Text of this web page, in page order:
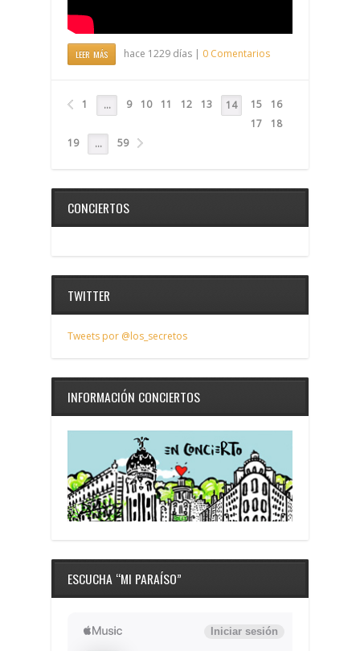
LEER MÁS hace 1229 días | 0 Comentarios
1 … 9 10 11 12 13 14 15
16
17
18
19
… 59
CONCIERTOS
TWITTER
Tweets por @los_secretos
INFORMACIÓN CONCIERTOS
ESCUCHA “MI PARAÍSO”